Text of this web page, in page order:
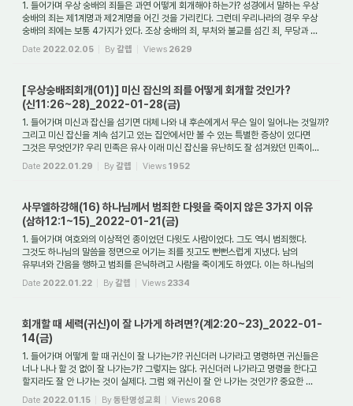
1. 들어가며 우상 숭배의 죄들은 과연 어떻게 회개해야 하는가? 성경에서 말하는 우상
숭배의 죄는 제1계명과 제2계명을 어긴 것을 가리킨다. 그런데 우리나라의 경우 우상
숭배의 죄에는 보통 4가지가 있다. 조상 숭배의 죄, 부처와 불교를 섬긴 죄, 무당과 ...
Date 2022.02.05 By갈렙 Views 2629
[우상숭배죄회개(01)] 미신 잡신의 죄를 어떻게 회개할 것인가?
(신11:26~28)_2022-01-28(금)
1. 들어가며 미신과 잡신을 섬기면 대체 나와 내 후손에게서 무슨 일이 일어나는 것일까?
그리고 미신 잡신을 계속 섬기고 있는 집안에서만 볼 수 있는 특별한 증상이 있다면
그것은 무엇인가? 우리 민족은 유사 이래 미신 잡신을 유난히도 잘 섬겨왔던 민족이...
Date 2022.01.29 By갈렙 Views 1952
사무엘하강해(16) 하나님께서 범죄한 다윗을 죽이지 않은 3가지 이유
(삼하12:1~15)_2022-01-21(금)
1. 들어가며 여호와의 이상적인 종이었던 다윗도 사람이었다. 그도 역시 범죄했다.
그것도 하나님의 말씀을 정면으로 어기는 죄를 짓고도 뻔뻔스럽게 지냈다. 남의
유부녀와 간음을 행하고 범죄를 은닉하려고 사람을 죽이게도 하였다. 이는 하나님의
율법 말씀...
Date 2022.01.22 By갈렙 Views 2334
회개할 때 세력(귀신)이 잘 나가게 하려면?(계2:20~23)_2022-01-
14(금)
1. 들어가며 어떻게 할 때 귀신이 잘 나가는가? 귀신더러 나가라고 명령하면 귀신들은
너나 나나 할 것 없이 잘 나가는가? 그렇지는 않다. 귀신더러 나가라고 명령을 한다고
할지라도 잘 안 나가는 것이 실제다. 그럼 왜 귀신이 잘 안 나가는 것인가? 중요한 ...
Date 2022.01.15 By동탄명성교회 Views 2068